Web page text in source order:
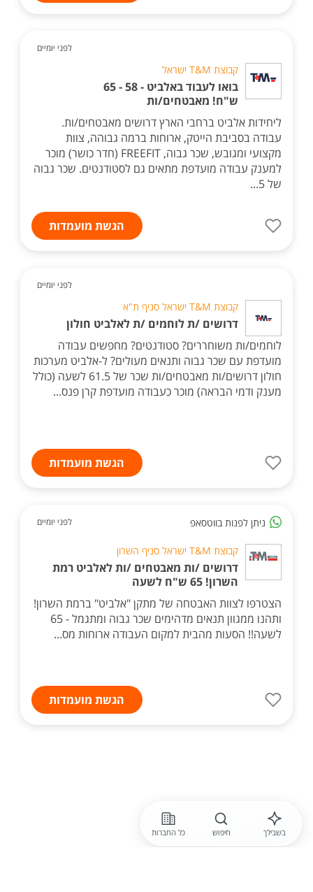
לפני יומיים
קבוצת T&M ישראל
בואו לעבוד באלביט - 58 - 65
ש"ח! מאבטחים/ות
ליחידות אלביט ברחבי הארץ דרושים מאבטחים/ות.
עבודה בסביבת הייטק, ארוחות ברמה גבוהה, צוות
מקצועי ומגובש, שכר גבוה, FREEFIT (חדר כושר) מוכר
למענק עבודה מועדפת מתאים גם לסטודנטים. שכר גבוה
של 5...
הגשת מועמדות
לפני יומיים
קבוצת T&M ישראל סניף ת"א
דרושים /ת לוחמים /ת לאלביט חולון
לוחמים/ות משוחררים? סטודנטים? מחפשים עבודה
מועדפת עם שכר גבוה ותנאים מעולים? ל-אלביט מערכות
חולון דרושים/ות מאבטחים/ות שכר של 61.5 לשעה (כולל
מענק ודמי הבראה) מוכר כעבודה מועדפת קרן פנס...
הגשת מועמדות
ניתן לפנות בווטסאפ לפני יומיים
קבוצת T&M ישראל סניף השרון
דרושים /ות מאבטחים /ות לאלביט רמת
השרון! 65 ש"ח לשעה
הצטרפו לצוות האבטחה של מתקן "אלביט" ברמת השרון!
ותהנו ממגוון תנאים מדהימים שכר גבוה ומתגמל - 65
לשעה!! הסעות מהבית למקום העבודה ארוחות מס...
הגשת מועמדות
בשבילך חיפוש כל החברות